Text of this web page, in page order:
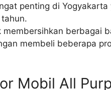
penting di Yogyakarta
berbagai
membeli beberapa
Mobil All